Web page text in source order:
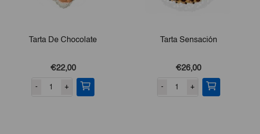
Tarta De Chocolate
€22,00
- +
Tarta Sensación
€26,00
- +